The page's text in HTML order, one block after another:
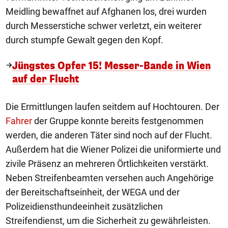
Meidling bewaffnet auf Afghanen los, drei wurden
durch Messerstiche schwer verletzt, ein weiterer
durch stumpfe Gewalt gegen den Kopf.
Jüngstes Opfer 15! Messer-Bande in Wien
auf der Flucht
Die Ermittlungen laufen seitdem auf Hochtouren. Der
Fahrerder Gruppe konnte bereits festgenommen
werden, die anderen Täter sind noch auf der Flucht.
Außerdem hat die Wiener Polizei die uniformierte und
zivile Präsenz an mehreren Örtlichkeiten verstärkt.
Neben Streifenbeamten versehen auch Angehörige
der Bereitschaftseinheit, der WEGA und der
Polizeidiensthundeeinheit zusätzlichen
Streifendienst, um die Sicherheit zu gewährleisten.